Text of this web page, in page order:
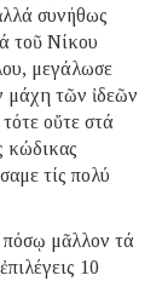
συνήθως
τοῦ Νίκου
μεγάλωσε
μάχη τῶν ἰδεῶν
οὔτε στά
κώδικας
τίς πολύ
μᾶλλον τά
10